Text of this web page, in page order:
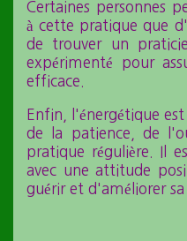
Certaines personnes
à cette pratique que
de trouver un
expérimenté pour
efficace.
Enfin, l'énergétique
de la patience, de
pratique régulière. Il
avec une attitude
guérir et d'améliorer sa